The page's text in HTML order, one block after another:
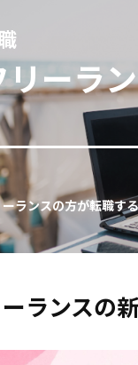
リーラ
ランスの方が転職す
ランスの